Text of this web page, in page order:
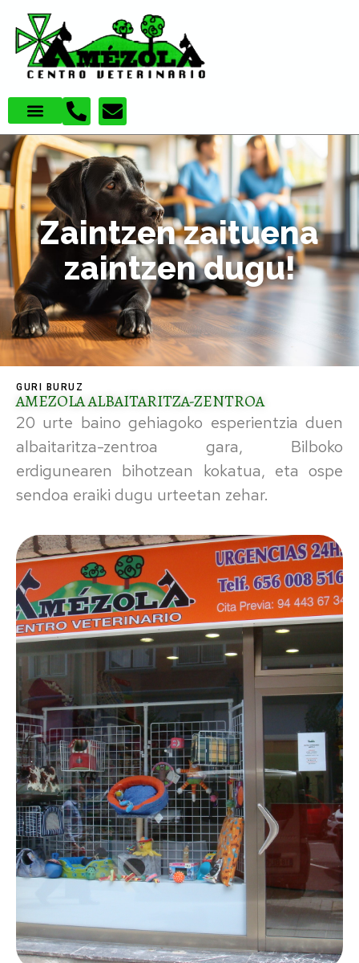
Zaintzen zaituena
zaintzen dugu!
GURI BURUZ
AMEZOLA ALBAITARITZA-ZENTROA
20 urte baino gehiagoko esperientzia duen
albaitaritza-zentroa gara, Bilboko
erdigunearen bihotzean kokatua, eta ospe
sendoa eraiki dugu urteetan zehar.